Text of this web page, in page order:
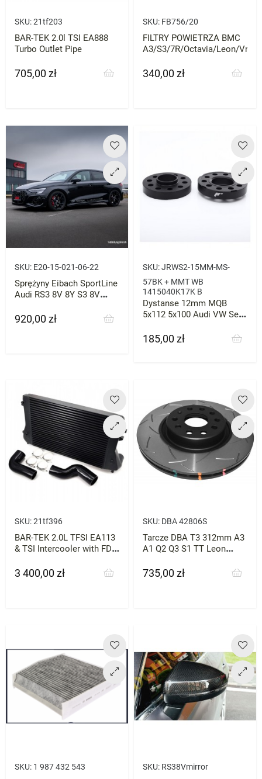
SKU:21tf203
BAR-TEK 2.0l TSI EA888
Turbo Outlet Pipe
Cena
705,00 zł
SKU: FB756/20
FILTRY POWIETRZA BMC
A3/S3/7R/Octavia/Leon/Vrs
Cena
340,00 zł
SKU: E20-15-021-06-22
Sprężyny Eibach SportLine
Audi RS3 8V 8Y S3 8V
Cena
920,00 zł
SKU:JRWS2-15MM-MS-
57BK + MMT WB
1415040K17K B
Dystanse 12mm MQB
5x112 5x100 Audi VW Seat
Cena
185,00 zł
SKU:21tf396
BAR-TEK 2.0L TFSI EA113
& TSI Intercooler with FDS
Cena
3 400,00 zł
SKU: DBA 42806S
Tarcze DBA T3 312mm A3
A1 Q2 Q3 S1 TT Leon
Arteon CC
Cena
735,00 zł
SKU: 1 987 432 543 SKU: RS38Vmirror